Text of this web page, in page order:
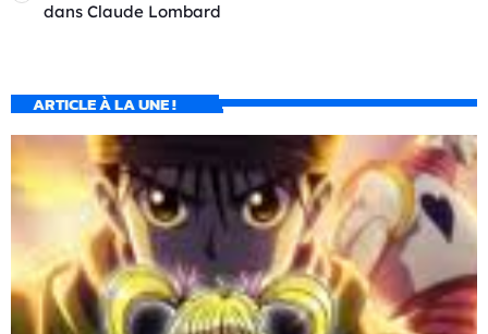
dans Claude Lombard
ARTICLE À LA UNE !